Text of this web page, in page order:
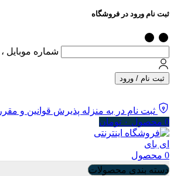
ثبت نام ورود در فروشگاه
شماره موبایل
ثبت نام / ورود
ثبت نام در به منزله پذیرش قوانین و
0 محصول ۰ تومان
0 محصول
دسته بندی محصولات